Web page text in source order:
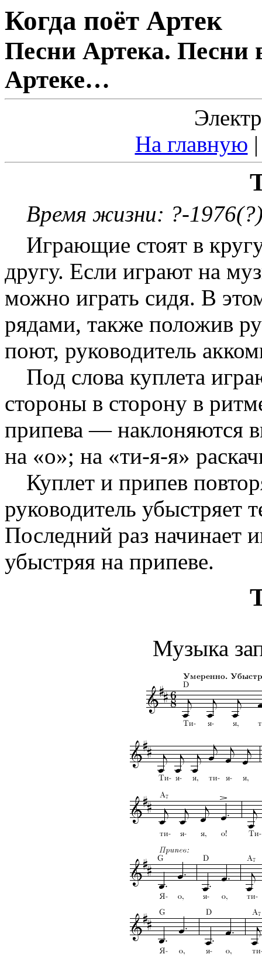
Когда поёт Артек
Песни Артека. Песни
Артеке…
На главную
Время жизни: ?-
Играющие стоят в
другу. Если играют на
можно играть сидя. В
рядами, также положив
поют, руководитель
Под слова куплета
стороны в сторону в
припева — наклоняются
на «о»; на «ти-я-я»
Куплет и припев
руководитель убыстряет
Последний раз начинает
убыстряя на припеве.
Музыка